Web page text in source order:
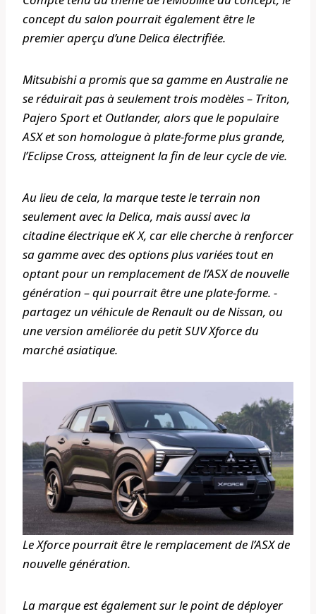
concept du salon pourrait également être le
premier aperçu d’une Delica électrifiée.
Mitsubishi a promis que sa gamme en Australie ne
se réduirait pas à seulement trois modèles – Triton,
Pajero Sport et Outlander, alors que le populaire
ASX et son homologue à plate-forme plus grande,
l’Eclipse Cross, atteignent la fin de leur cycle de vie.
Au lieu de cela, la marque teste le terrain non
seulement avec la Delica, mais aussi avec la
citadine électrique eK X, car elle cherche à renforcer
sa gamme avec des options plus variées tout en
optant pour un remplacement de l’ASX de nouvelle
génération – qui pourrait être une plate-forme. -
partagez un véhicule de Renault ou de Nissan, ou
une version améliorée du petit SUV Xforce du
marché asiatique.
Le Xforce pourrait être le remplacement de l’ASX de
nouvelle génération.
La marque est également sur le point de déployer